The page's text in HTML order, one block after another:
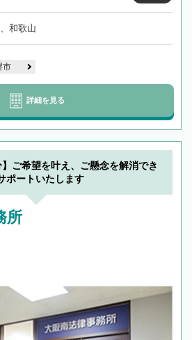
和歌山
市
詳細を見る
】ご希望を叶え、ご懸念を解消でき
ポートいたします
所